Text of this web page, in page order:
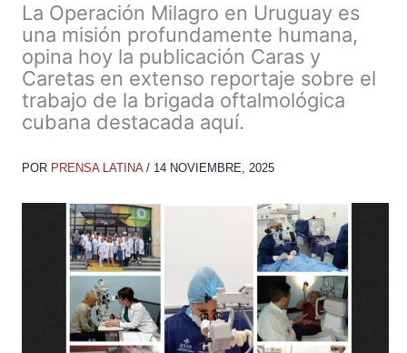
La Operación Milagro en Uruguay es
una misión profundamente humana,
opina hoy la publicación Caras y
Caretas en extenso reportaje sobre el
trabajo de la brigada oftalmológica
cubana destacada aquí.
POR PRENSA LATINA / 14 NOVIEMBRE, 2025